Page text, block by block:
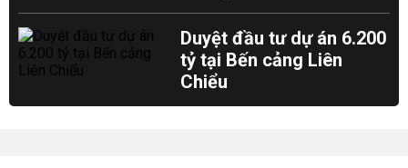
Duyệt đầu tư dự án 6.200
tỷ tại Bến cảng Liên
Chiểu